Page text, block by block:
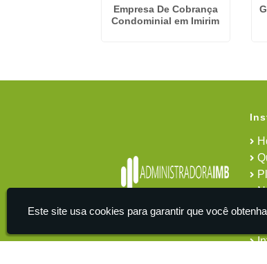
Empresa De Cobrança
Condominial em Imirim
Este site usa cookies para garantir que você